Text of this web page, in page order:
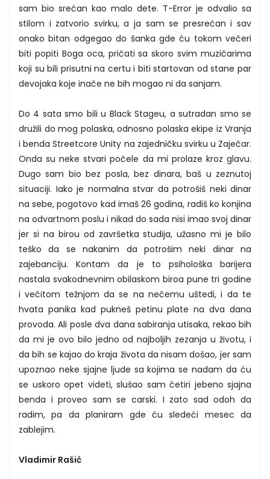
sam bio srećan kao malo dete. T-Error je odvalio sa
stilom i zatvorio svirku, a ja sam se presrećan i sav
onako bitan odgegao do šanka gde ću tokom večeri
biti popiti Boga oca, pričati sa skoro svim muzičarima
koji su bili prisutni na certu i biti startovan od stane par
devojaka koje inače ne bih mogao ni da sanjam.
Do 4 sata smo bili u Black Stageu, a sutradan smo se
družili do mog polaska, odnosno polaska ekipe iz Vranja
i benda Streetcore Unity na zajedničku svirku u Zaječar.
Onda su neke stvari počele da mi prolaze kroz glavu.
Dugo sam bio bez posla, bez dinara, baš u zeznutoj
situaciji. Iako je normalna stvar da potrošiš neki dinar
na sebe, pogotovo kad imaš 26 godina, radiš ko konjina
na odvartnom poslu i nikad do sada nisi imao svoj dinar
jer si na birou od završetka studija, užasno mi je bilo
teško da se nakanim da potrošim neki dinar na
zajebanciju. Kontam da je to psihološka barijera
nastala svakodnevnim obilaskom biroa pune tri godine
i večitom težnjom da se na nečemu uštedi, i da te
hvata panika kad pukneš petinu plate na dva dana
provoda. Ali posle dva dana sabiranja utisaka, rekao bih
da mi je ovo bilo jedno od najboljih zezanja u životu, i
da bih se kajao do kraja života da nisam došao, jer sam
upoznao neke sjajne ljude sa kojima se nadam da ću
se uskoro opet videti, slušao sam četiri jebeno sjajna
benda i proveo sam se carski. I zato sad odoh da
radim, pa da planiram gde ću sledeći mesec da
zablejim.
Vladimir Rašić